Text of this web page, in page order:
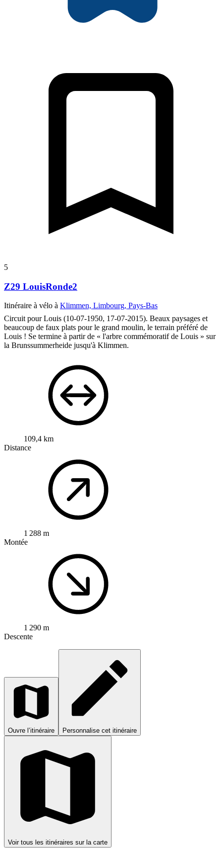
5
Z29 LouisRonde2
Itinéraire à vélo à Klimmen, Limbourg, Pays-Bas
Circuit pour Louis (10-07-1950, 17-07-2015). Beaux paysages et
beaucoup de faux plats pour le grand moulin, le terrain préféré de
Louis ! Se termine à partir de « l'arbre commémoratif de Louis » sur
la Brunssummerheide jusqu'à Klimmen.
109,4 km
Distance
1 288 m
Montée
1 290 m
Descente
Ouvre l’itinéraire Personnalise cet itinéraire
Voir tous les itinéraires sur la carte